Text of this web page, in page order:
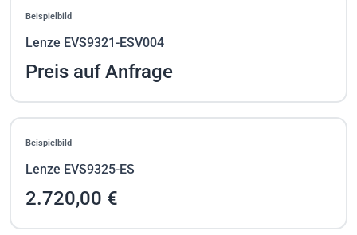
Beispielbild
Lenze EVS9321-ESV004
Preis auf Anfrage
Beispielbild
Lenze EVS9325-ES
2.720,00 €